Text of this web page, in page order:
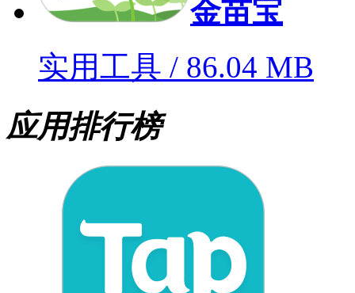
金苗宝
实用工具 / 86.04 MB
应用排行榜